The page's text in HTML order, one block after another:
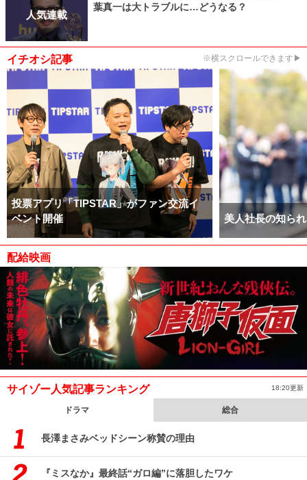
人気連載
葉真一は大トラブルに…どうなる？
イチオシ記事 ※横スクロールできます▶
投票アプリ「TIPSTAR」がファン交流イ
ベント開催
美人社長の知ら
配給映画
サイゾー人気記事ランキング 18:20更新
ドラマ 総合
長澤まさみベッドシーン称賛の理由
『ミスなか』最終話“ガロ編”に落胆したワケ